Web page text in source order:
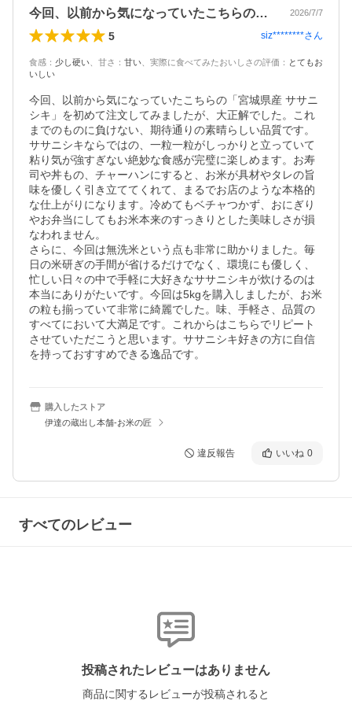
今回、以前から気になっていたこちらの「… 2026/7/7
5 siz********さん
食感 ： 少し硬い 甘さ ： 甘い 実際に食べてみたおいしさの評価 ： とてもお
いしい
今回、以前から気になっていたこちらの「宮城県産 ササニ
シキ」を初めて注文してみましたが、大正解でした。これ
までのものに負けない、期待通りの素晴らしい品質です。
ササニシキならではの、一粒一粒がしっかりと立っていて
粘り気が強すぎない絶妙な食感が完璧に楽しめます。お寿
司や丼もの、チャーハンにすると、お米が具材やタレの旨
味を優しく引き立ててくれて、まるでお店のような本格的
な仕上がりになります。冷めてもベチャつかず、おにぎり
やお弁当にしてもお米本来のすっきりとした美味しさが損
なわれません。
さらに、今回は無洗米という点も非常に助かりました。毎
日の米研ぎの手間が省けるだけでなく、環境にも優しく、
忙しい日々の中で手軽に大好きなササニシキが炊けるのは
本当にありがたいです。今回は5kgを購入しましたが、お米
の粒も揃っていて非常に綺麗でした。味、手軽さ、品質の
すべてにおいて大満足です。これからはこちらでリピート
させていただこうと思います。ササニシキ好きの方に自信
を持っておすすめできる逸品です。
購入したストア
伊達の蔵出し本舗-お米の匠
違反報告 いいね 0
すべてのレビュー
投稿されたレビューはありません
商品に関するレビューが投稿されると